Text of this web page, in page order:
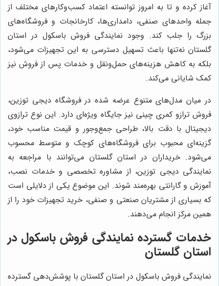
آغاز کرده و تا به امروز توانسته اعتماد کسب‌وکارهای مختلف از
جمله واحدهای صنفی، دامداری‌ها، کارخانجات و فروشگاه‌های
بزرگ را جلب کند. وجود نمایندگی فروش باسکول در استان
گلستان نه‌تنها باعث تسهیل دسترسی به این تجهیزات می‌شود،
بلکه به کاهش هزینه‌های حمل‌ونقل و خدمات پس از فروش نیز
کمک شایانی می‌کند.
در میان مدل‌های متنوع عرضه شده در فروشگاه دیجی توزین،
فروش ترازو کمری چینی نیز جایگاه ویژه‌ای دارد. این نوع ترازوی
دیجیتال با دقت بالا، طراحی جمع‌وجور و قیمت مناسب خود،
گزینه‌ای محبوب برای فروشگاه‌های کوچک و متوسط محسوب
می‌شود. خریداران در استان گلستان می‌توانند با مراجعه به
نمایندگی دیجی توزین، از مشاوره تخصصی و خدمات نصب،
آموزش و گارانتی بهره‌مند شوند. این موضوع یکی از دلایلی است
که بسیاری از مشتریان صنعتی و صنفی، خرید تجهیزات خود را از
همین مرکز انجام می‌دهند.
خدمات گسترده نمایندگی فروش باسکول در
استان گلستان
نمایندگی فروش باسکول در استان گلستان با پوشش‌دهی گسترده